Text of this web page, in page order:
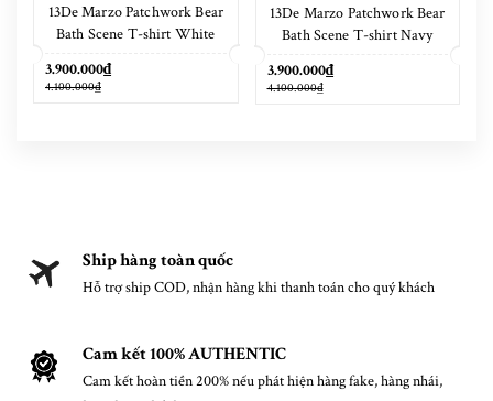
13De Marzo Patchwork Bear
Bath Scene T-shirt White
3.900.000₫
4.100.000₫
13De Marzo Patchwork Bear
Bath Scene T-shirt Navy
3.900.000₫
4.100.000₫
Ship hàng toàn quốc
Hỗ trợ ship COD, nhận hàng khi thanh toán cho quý khách
Cam kết 100% AUTHENTIC
Cam kết hoàn tiền 200% nếu phát hiện hàng fake, hàng nhái,